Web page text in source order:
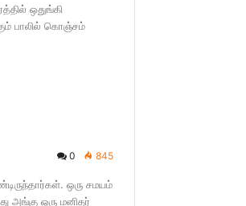
ஒதுங்கி
பாலில் கொஞ்சம்
0 845
ஒரு சமயம்
அங்கு ஒரு மனிதர்